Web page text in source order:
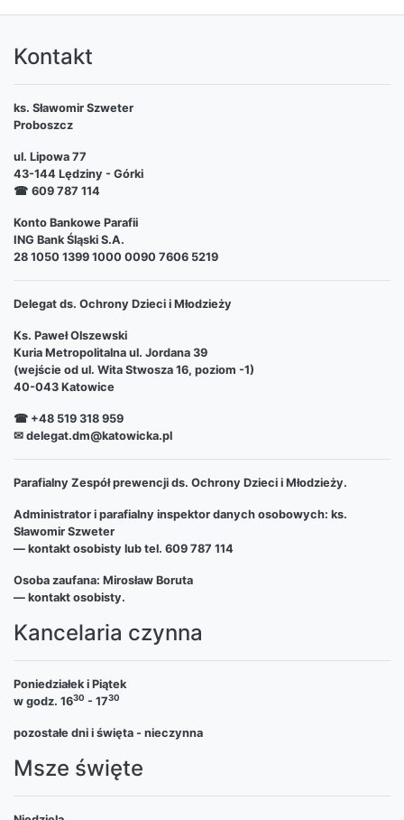
Kontakt
ks. Sławomir Szweter
Proboszcz
ul. Lipowa 77
43-144 Lędziny - Górki
☎ 609 787 114
Konto Bankowe Parafii
ING Bank Śląski S.A.
28 1050 1399 1000 0090 7606 5219
Delegat ds. Ochrony Dzieci i Młodzieży
Ks. Paweł Olszewski
Kuria Metropolitalna ul. Jordana 39
(wejście od ul. Wita Stwosza 16, poziom -1)
40-043 Katowice
☎ +48 519 318 959
✉ delegat.dm@katowicka.pl
Parafialny Zespół prewencji ds. Ochrony Dzieci i Młodzieży.
Administrator i parafialny inspektor danych osobowych: ks.
Sławomir Szweter
— kontakt osobisty lub tel. 609 787 114
Osoba zaufana: Mirosław Boruta
— kontakt osobisty.
Kancelaria czynna
Poniedziałek i Piątek
w godz. 1630 - 1730
pozostałe dni i święta - nieczynna
Msze święte